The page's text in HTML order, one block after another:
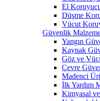
El
Düşme
Vücut
Güvenlik
Yangın
Kaynak
Göz ve
Çevre
Madenci
İlk Yardım
Kimyasal